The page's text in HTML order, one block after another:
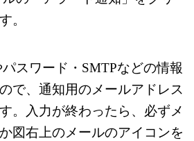
。
スワード・SMTPなどの情報
で、 通知用のメールアドレス
。
入力が終わったら、必ずメ
図右上のメールのアイコンを